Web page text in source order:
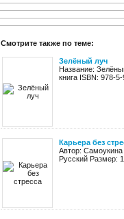
Смотрите также по теме:
Зелёный луч
Название:
книга ISBN: 978-
Карьера без
Автор:
Русский Размер: